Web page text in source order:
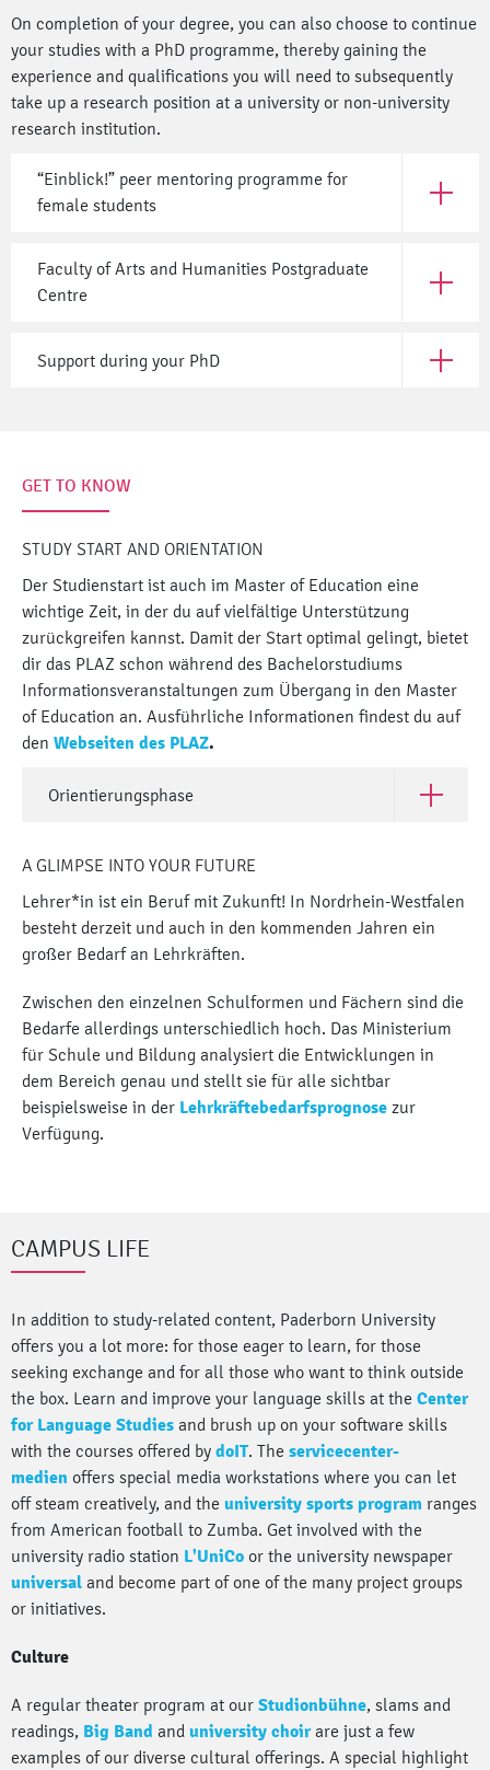
On completion of your degree, you can also choose to continue
your studies with a PhD programme, thereby gaining the
experience and qualifications you will need to subsequently
take up a research position at a university or non-university
research institution.
“Einblick!” peer mentoring programme for
female students
Open
Faculty of Arts and Humanities Postgraduate
Centre
Open
Support during your PhD Open
GET TO KNOW
STUDY START AND ORIENTATION
Der Studienstart ist auch im Master of Education eine
wichtige Zeit, in der du auf vielfältige Unterstützung
zurückgreifen kannst. Damit der Start optimal gelingt, bietet
dir das PLAZ schon während des Bachelorstudiums
Informationsveranstaltungen zum Übergang in den Master
of Education an. Ausführliche Informationen findest du auf
den Webseiten des PLAZ.
Orientierungsphase Open
A GLIMPSE INTO YOUR FUTURE
Lehrer*in ist ein Beruf mit Zukunft! In Nordrhein-Westfalen
besteht derzeit und auch in den kommenden Jahren ein
großer Bedarf an Lehrkräften.
Zwischen den einzelnen Schulformen und Fächern sind die
Bedarfe allerdings unterschiedlich hoch. Das Ministerium
für Schule und Bildung analysiert die Entwicklungen in
dem Bereich genau und stellt sie für alle sichtbar
beispielsweise in der Lehrkräftebedarfsprognose zur
Verfügung.
CAMPUS LIFE
In addition to study-related content, Paderborn University
offers you a lot more: for those eager to learn, for those
seeking exchange and for all those who want to think outside
the box. Learn and improve your language skills at the Center
for Language Studies and brush up on your software skills
with the courses offered by doIT. The servicecenter-
medien offers special media workstations where you can let
off steam creatively, and the university sports program ranges
from American football to Zumba. Get involved with the
university radio station L'UniCo or the university newspaper
universal and become part of one of the many project groups
or initiatives.
Culture
A regular theater program at our Studionbühne, slams and
readings, Big Band and university choirare just a few
examples of our diverse cultural offerings. A special highlight